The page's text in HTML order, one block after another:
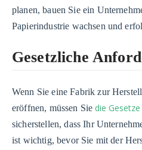
planen, bauen Sie ein
Papierindustrie wachsen und
Gesetzliche
Wenn Sie eine Fabrik zur
eröffnen, müssen Sie die
sicherstellen, dass Ihr
ist wichtig, bevor Sie mit der